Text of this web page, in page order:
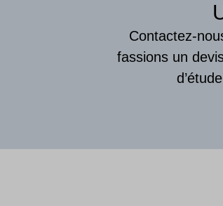
Contactez-
fassions un